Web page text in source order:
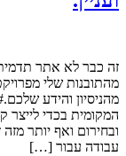
זה כבר לא אתר תדמית
מהתובנות שלי
מהניסיון והידע
המקומית בכדי
ובחירום ואף יותר
עבודה עבור […]